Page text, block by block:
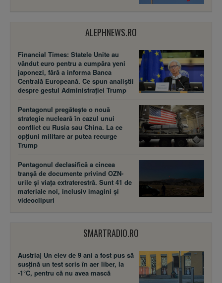
ALEPHNEWS.RO
Financial Times: Statele Unite au
vândut euro pentru a cumpăra yeni
japonezi, fără a informa Banca
Centrală Europeană. Ce spun analiștii
despre gestul Administrației Trump
Pentagonul pregătește o nouă
strategie nucleară în cazul unui
conflict cu Rusia sau China. La ce
opțiuni militare ar putea recurge
Trump
Pentagonul declasifică a cincea
tranșă de documente privind OZN-
urile și viața extraterestră. Sunt 41 de
materiale noi, inclusiv imagini și
videoclipuri
SMARTRADIO.RO
Austria| Un elev de 9 ani a fost pus să
susţină un test scris în aer liber, la
-1°C, pentru că nu avea mască